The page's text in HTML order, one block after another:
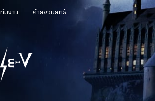
ทีมงาน คำสงวนสิทธิ์